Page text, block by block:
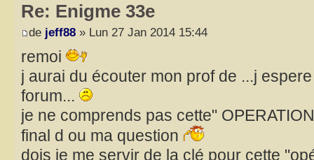
Re: Enigme 33e
de jeff88 » Lun 27 Jan 2014 15:44
remoi
j aurai du écouter mon prof de ...j
forum...
je ne comprends pas cette"
final d ou ma question
dois je me servir de la clé pour cette